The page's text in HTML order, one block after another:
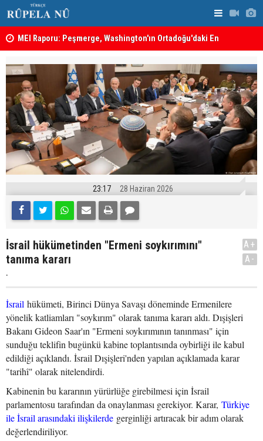
MEI Raporu: Peşmerge, Washington'ın Ortadoğu'daki En
23:17 28 Haziran 2026
İsrail hükümetinden "Ermeni soykırımını"
tanıma kararı
.
A+
A-
İsrail hükümeti, Birinci Dünya Savaşı döneminde Ermenilere
yönelik katliamları "soykırım" olarak tanıma kararı aldı. Dışişleri
Bakanı Gideon Saar'ın "Ermeni soykırımının tanınması" için
sunduğu teklifin bugünkü kabine toplantısında oybirliği ile kabul
edildiği açıklandı. İsrail Dışişleri'nden yapılan açıklamada karar
"tarihî" olarak nitelendirdi.
Kabinenin bu kararının yürürlüğe girebilmesi için İsrail
parlamentosu tarafından da onaylanması gerekiyor. Karar, Türkiye
ile İsrail arasındaki ilişkilerde gerginliği artıracak bir adım olarak
değerlendiriliyor.